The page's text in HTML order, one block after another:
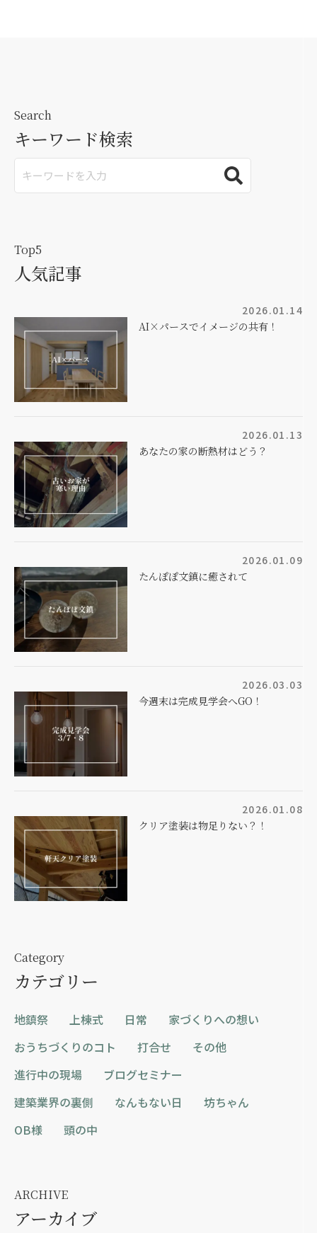
Search
キーワード検索
Top5
人気記事
2026.01.14
AI×パースでイメージの共有！
2026.01.13
あなたの家の断熱材はどう？
2026.01.09
たんぽぽ文鎮に癒されて
2026.03.03
今週末は完成見学会へGO！
2026.01.08
クリア塗装は物足りない？！
Category
カテゴリー
地鎮祭 上棟式 日常
家づくりへの想い
おうちづくりのコト
打合せ
その他
進行中の現場
ブログセミナー
建築業界の裏側
なんもない日
坊ちゃん
OB様
頭の中
ARCHIVE
アーカイブ